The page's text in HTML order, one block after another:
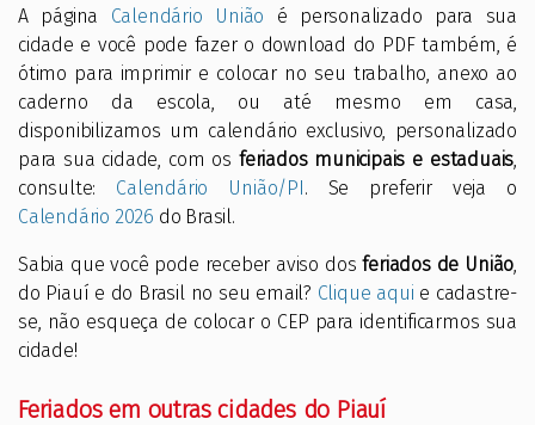
A página Calendário União é personalizado para sua
cidade e você pode fazer o download do PDF também, é
ótimo para imprimir e colocar no seu trabalho, anexo ao
caderno da escola, ou até mesmo em casa,
disponibilizamos um calendário exclusivo, personalizado
para sua cidade, com os feriados municipais e estaduais
consulte: Calendário União/PI. Se preferir veja o
Calendário 2026 do Brasil.
Sabia que você pode receber aviso dosferiados de União
do Piauí e do Brasil no seu email? Clique aqui e cadastre-
se, não esqueça de colocar o CEP para identificarmos sua
cidade!
Feriados em outras cidades do Piauí